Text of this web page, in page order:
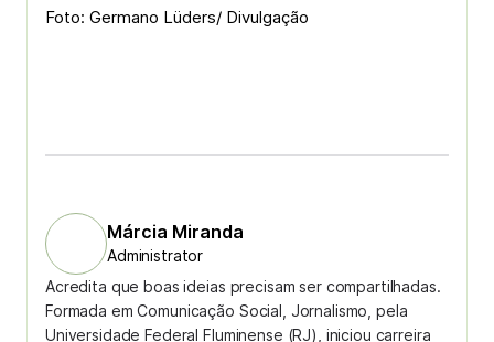
Foto: Germano Lüders/ Divulgação
Márcia Miranda
Administrator
Acredita que boas ideias precisam ser compartilhadas.
Formada em Comunicação Social, Jornalismo, pela
Universidade Federal Fluminense (RJ), iniciou carreira